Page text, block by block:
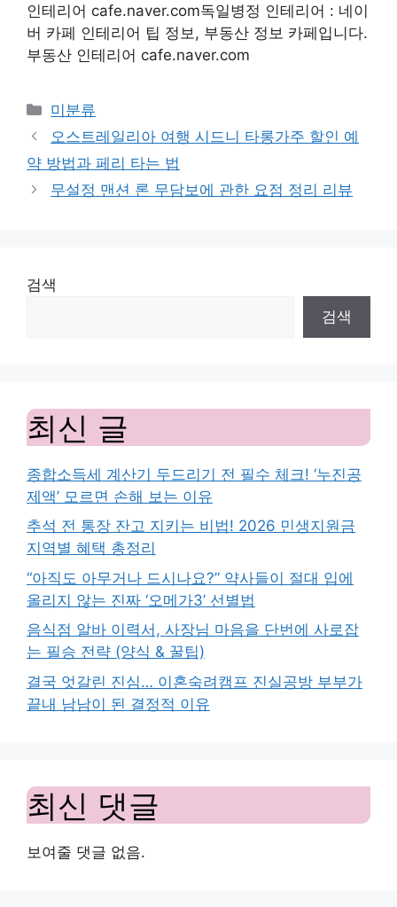
인테리어 cafe.naver.com독일병정 인테리어 : 네이
버 카페 인테리어 팁 정보, 부동산 정보 카페입니다.
부동산 인테리어 cafe.naver.com
Categories
미분류
오스트레일리아 여행 시드니 타롱가주 할인 예
약 방법과 페리 타는 법
무설정 맨션 론 무담보에 관한 요점 정리 리뷰
검색
검색
최신 글
종합소득세 계산기 두드리기 전 필수 체크! ‘누진공
제액’ 모르면 손해 보는 이유
추석 전 통장 잔고 지키는 비법! 2026 민생지원금
지역별 혜택 총정리
“아직도 아무거나 드시나요?” 약사들이 절대 입에
올리지 않는 진짜 ‘오메가3’ 선별법
음식점 알바 이력서, 사장님 마음을 단번에 사로잡
는 필승 전략 (양식 & 꿀팁)
결국 엇갈린 진심… 이혼숙려캠프 진실공방 부부가
끝내 남남이 된 결정적 이유
최신 댓글
보여줄 댓글 없음.